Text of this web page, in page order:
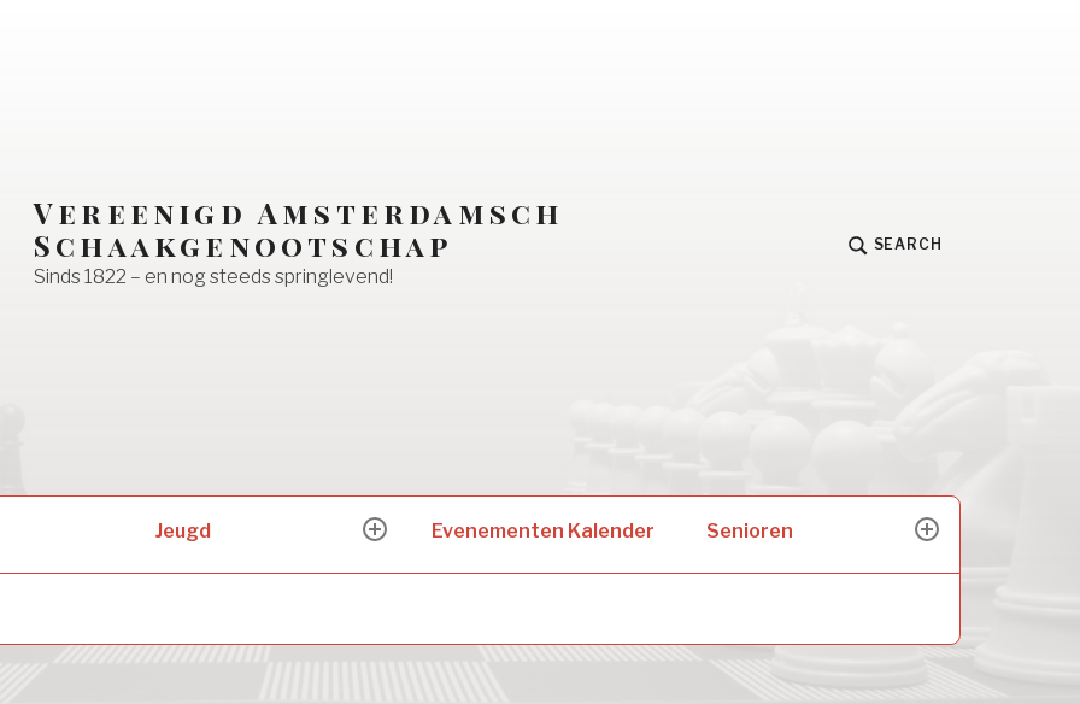
Vereenigd Amsterdamsch
Schaakgenootschap
Sinds 1822 – en nog steeds springlevend!
SEARCH
Jeugd
expand
menu
Evenementen Kalender Senioren
expand
menu